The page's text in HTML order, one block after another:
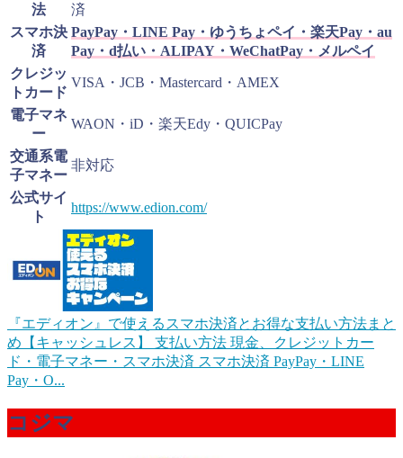
法
済
スマホ決
済
PayPay・LINE Pay・ゆうちょペイ・楽天Pay・au
Pay・d払い・ALIPAY・WeChatPay・メルペイ
クレジッ
トカード
VISA・JCB・Mastercard・AMEX
電子マネ
ー
WAON・iD・楽天Edy・QUICPay
交通系電
子マネー
非対応
公式サイ
ト
https://www.edion.com/
『エディオン』で使えるスマホ決済とお得な支払い方法まと
め【キャッシュレス】
支払い方法 現金、クレジットカー
ド・電子マネー・スマホ決済 スマホ決済 PayPay・LINE
Pay・O...
コジマ